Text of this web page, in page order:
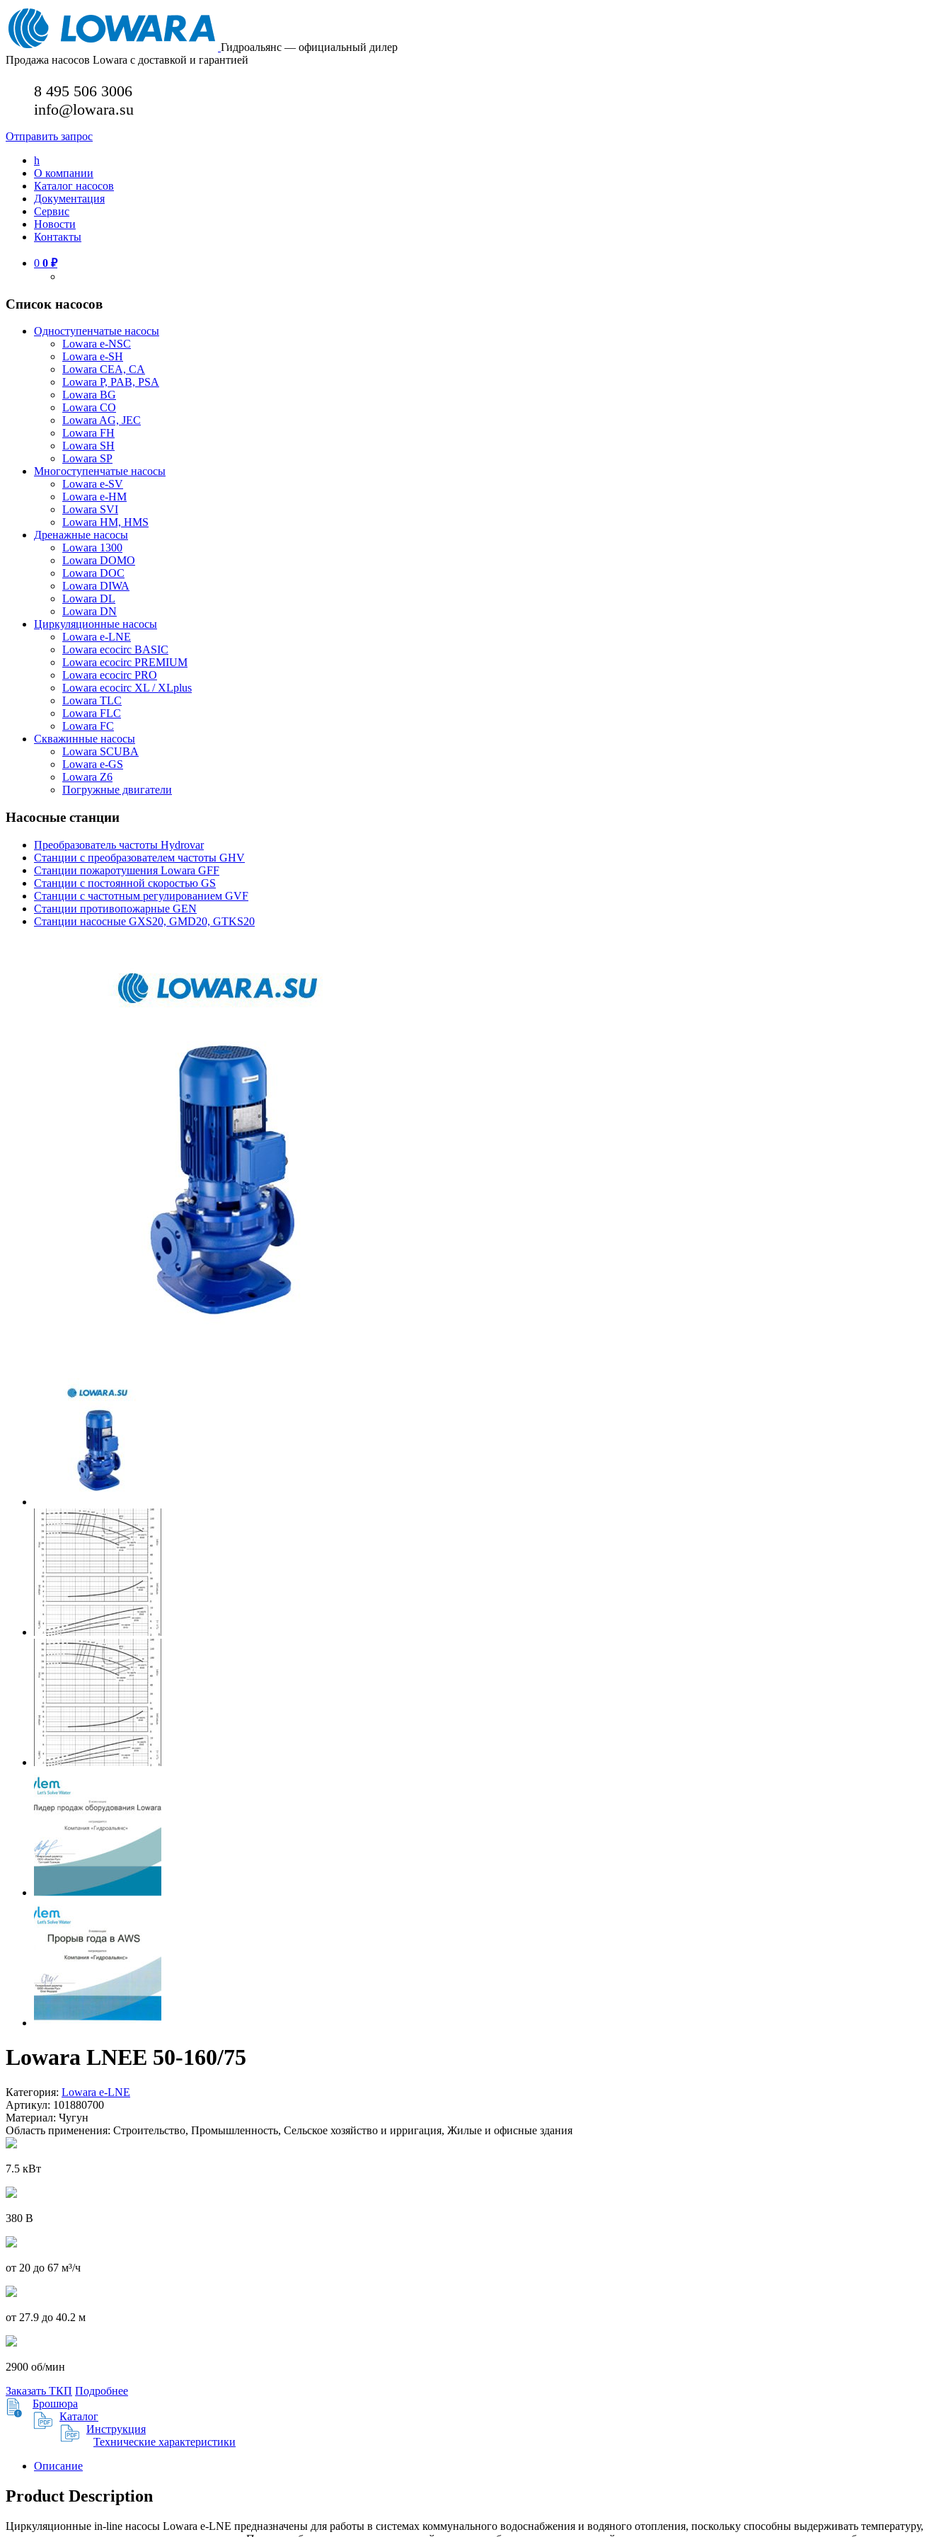
Гидроальянс — официальный дилер
Продажа насосов Lowara с доставкой и гарантией
8 495 506 3006
info@lowara.su
Отправить запрос
h
О компании
Каталог насосов
Документация
Сервис
Новости
Контакты
0 0 ₽
Список насосов
Одноступенчатые насосы
Lowara e-NSC
Lowara e-SH
Lowara CEA, CA
Lowara P, PAB, PSA
Lowara BG
Lowara CO
Lowara AG, JEC
Lowara FH
Lowara SH
Lowara SP
Многоступенчатые насосы
Lowara e-SV
Lowara e-HM
Lowara SVI
Lowara HM, HMS
Дренажные насосы
Lowara 1300
Lowara DOMO
Lowara DOC
Lowara DIWA
Lowara DL
Lowara DN
Циркуляционные насосы
Lowara e-LNE
Lowara ecocirc BASIC
Lowara ecocirc PREMIUM
Lowara ecocirc PRO
Lowara ecocirc XL / XLplus
Lowara TLC
Lowara FLC
Lowara FC
Скважинные насосы
Lowara SCUBA
Lowara e-GS
Lowara Z6
Погружные двигатели
Насосные станции
Преобразователь частоты Hydrovar
Станции с преобразователем частоты GHV
Станции пожаротушения Lowara GFF
Станции с постоянной скоростью GS
Станции с частотным регулированием GVF
Станции противопожарные GEN
Станции насосные GXS20, GMD20, GTKS20
Lowara LNEE 50-160/75
Категория: Lowara e-LNE
Артикул: 101880700
Материал: Чугун
Область применения: Строительство, Промышленность, Сельское хозяйство и ирригация, Жилые и офисные здания
7.5 кВт
380 В
от 20 до 67 м³/ч
от 27.9 до 40.2 м
2900 об/мин
Заказать ТКП Подробнее
Брошюра
Каталог
Инструкция
Технические характеристики
Описание
Product Description
Циркуляционные in-line насосы Lowara e-LNE предназначены для работы в системах коммунального водоснабжения и водяного отопления, поскольку способны выдерживать температуру,